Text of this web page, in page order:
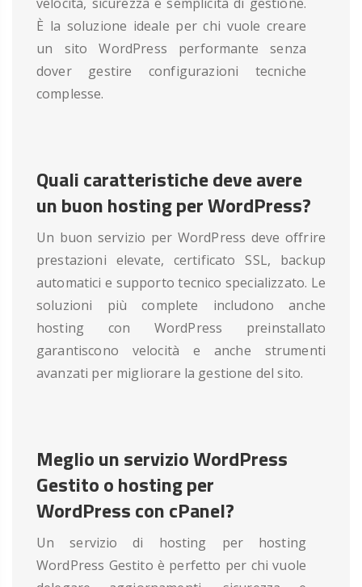
È la soluzione ideale per chi vuole creare
un sito WordPress performante senza
dover gestire configurazioni tecniche
complesse.
Quali caratteristiche deve avere
un buon hosting per WordPress?
Un buon servizio per WordPress deve offrire
prestazioni elevate, certificato SSL, backup
automatici e supporto tecnico specializzato. Le
soluzioni più complete includono anche
hosting con WordPress preinstallato
garantiscono velocità e anche strumenti
avanzati per migliorare la gestione del sito.
Meglio un servizio WordPress
Gestito o hosting per
WordPress con cPanel?
Un servizio di hosting per hosting
WordPress Gestito è perfetto per chi vuole